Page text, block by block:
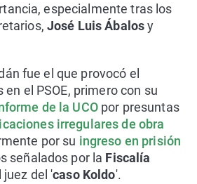
especialmente tras los
José Luis Ábalosy
fue el que provocó el
el PSOE, primero con su
de la UCOpor presuntas
irregulares de obra
por su ingreso en prisión
señalados por la Fiscalía
del 'caso Koldo'.